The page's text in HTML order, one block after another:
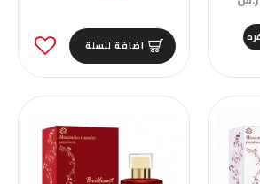
اضافة للسلة